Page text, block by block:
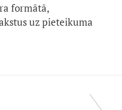
formātā,
uz pieteikuma